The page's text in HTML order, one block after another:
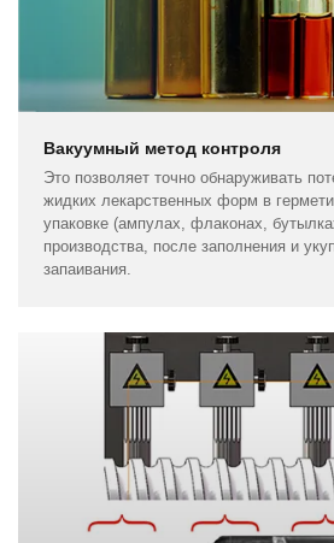
Вакуумный метод контроля
Это позволяет точно обнаруживать
жидких лекарственных форм в
упаковке (ампулах, флаконах,
производства, после заполнения и
запаивания.